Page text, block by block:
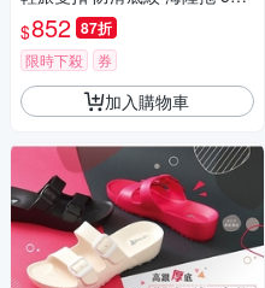
顏色 任選2雙
$852 87折
限時下殺 券
加入購物車